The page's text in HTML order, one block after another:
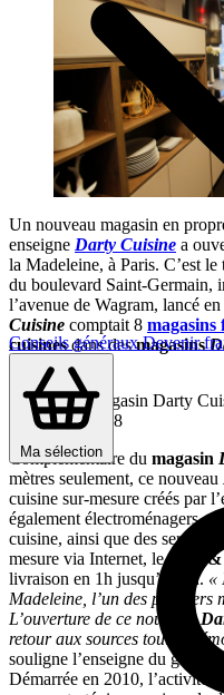
Conseils générauxDevenir
Ma sélection
Un nouveau magasin en
enseigne Darty Cuisine a
la Madeleine, à Paris. C’est
du boulevard Saint-Germain,
l’avenue de Wagram, lancé
Cuisine comptait 8 magasins
cuisinesdans desmagasins
franchises
Le premier magasin Darty
en octobre 2018
Complémentaire du magasin
mètres seulement, ce nouveau
cuisine sur-mesure créés par
également électroménagers,
cuisine, ainsi que des
mesure via Internet, leclick &
livraison en 1h jusqu’à 22h. «
Madeleine, l’un des premiers
L’ouverture de ce nouveau
retour aux sources tout en
souligne l’enseigne du groupe
Démarrée en 2010, l’activité de